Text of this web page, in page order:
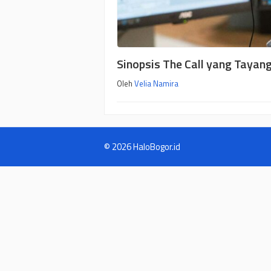
Sinopsis The Call yang
Oleh Velia Namira
© 2026 HaloBogor.id